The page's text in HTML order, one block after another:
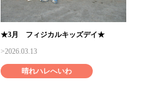
★3月 フィジカルキッズデイ★
2026.03.13
晴れハレへいわ